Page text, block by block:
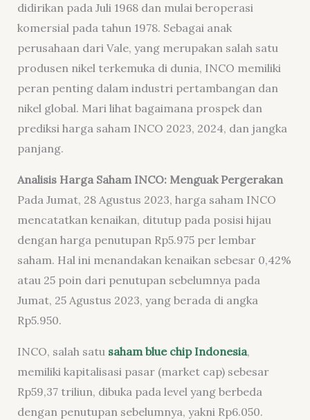
didirikan pada Juli 1968 dan mulai beroperasi
komersial pada tahun 1978. Sebagai anak
perusahaan dari Vale, yang merupakan salah satu
produsen nikel terkemuka di dunia, INCO memiliki
peran penting dalam industri pertambangan dan
nikel global. Mari lihat bagaimana prospek dan
prediksi harga saham INCO 2023, 2024, dan jangka
panjang.
Analisis Harga Saham INCO: Menguak Pergerakan
Pada Jumat, 28 Agustus 2023, harga saham INCO
mencatatkan kenaikan, ditutup pada posisi hijau
dengan harga penutupan Rp5.975 per lembar
saham. Hal ini menandakan kenaikan sebesar 0,42%
atau 25 poin dari penutupan sebelumnya pada
Jumat, 25 Agustus 2023, yang berada di angka
Rp5.950.
INCO, salah satu saham blue chip Indonesia,
memiliki kapitalisasi pasar (market cap) sebesar
Rp59,37 triliun, dibuka pada level yang berbeda
dengan penutupan sebelumnya, yakni Rp6.050.